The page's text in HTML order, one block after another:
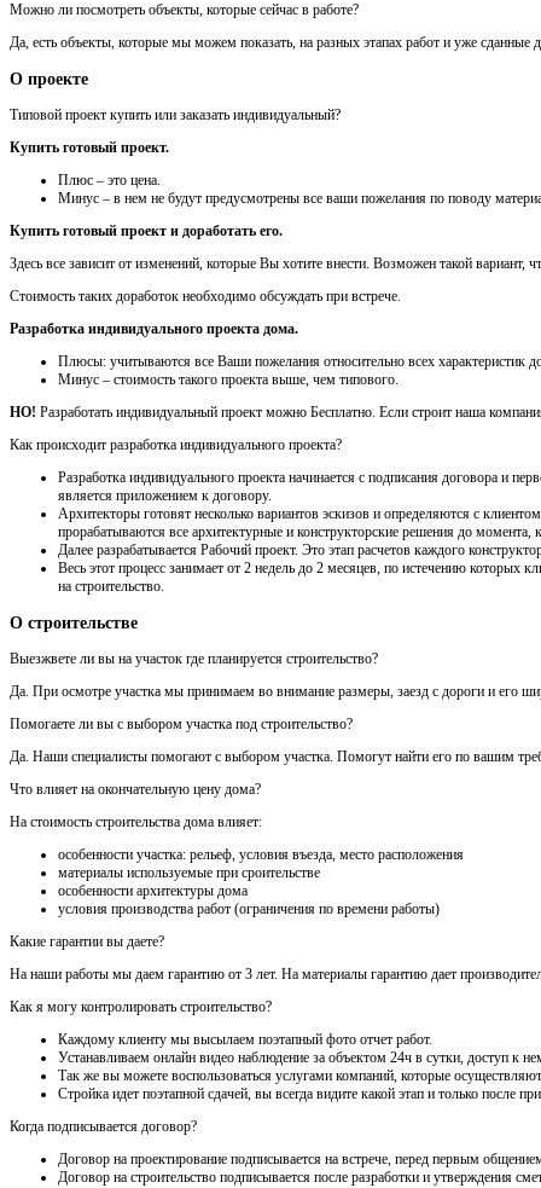
Можно ли посмотреть объекты, которые сейчас в работе?
Да, есть объекты, которые мы можем показать, на разных этапах работ и уже сданные
О проекте
Типовой проект купить или заказать индивидуальный?
Купить готовый проект.
Плюс – это цена.
Минус – в нем не будут предусмотрены все ваши пожелания по поводу
Купить готовый проект и доработать его.
Здесь все зависит от изменений, которые Вы хотите внести. Возможен такой вариант,
Стоимость таких доработок необходимо обсуждать при встрече.
Разработка индивидуального проекта дома.
Плюсы: учитываются все Ваши пожелания относительно всех характеристик
Минус – стоимость такого проекта выше, чем типового.
НО! Разработать индивидуальный проект можно Бесплатно. Если строит наша
Как происходит разработка индивидуального проекта?
Разработка индивидуального проекта начинается с подписания договора и
является приложением к договору.
Архитекторы готовят несколько вариантов эскизов и определяются с
прорабатываются все архитектурные и конструкторские решения до момента,
Далее разрабатывается Рабочий проект. Это этап расчетов каждого
Весь этот процесс занимает от 2 недель до 2 месяцев, по истечению
на строительство.
О строительстве
Выезжвете ли вы на участок где планируется строительство?
Да. При осмотре участка мы принимаем во внимание размеры, заезд с дороги и его
Помогаете ли вы с выбором участка под строительство?
Да. Наши специалисты помогают с выбором участка. Помогут найти его по вашим
Что влияет на окончательную цену дома?
На стоимость строительства дома влияет:
особенности участка: рельеф, условия въезда, место расположения
материалы используемые при сроительстве
особенности архитектуры дома
условия производства работ (ограничения по времени работы)
Какие гарантии вы даете?
На наши работы мы даем гарантию от 3 лет. На материалы гарантию дает
Как я могу контролировать строительство?
Каждому клиенту мы высылаем поэтапный фото отчет работ.
Устанавливаем онлайн видео наблюдение за объектом 24ч в сутки, доступ к
Так же вы можете воспользоваться услугами компаний, которые
Стройка идет поэтапной сдачей, вы всегда видите какой этап и только
Когда подписывается договор?
Договор на проектирование подписывается на встрече, перед первым
Договор на строительство подписывается после разработки и утверждения